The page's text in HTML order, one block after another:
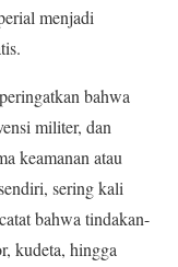
menjadi
bahwa
militer, dan
keamanan atau
sering kali
bahwa tindakan-
kudeta, hingga